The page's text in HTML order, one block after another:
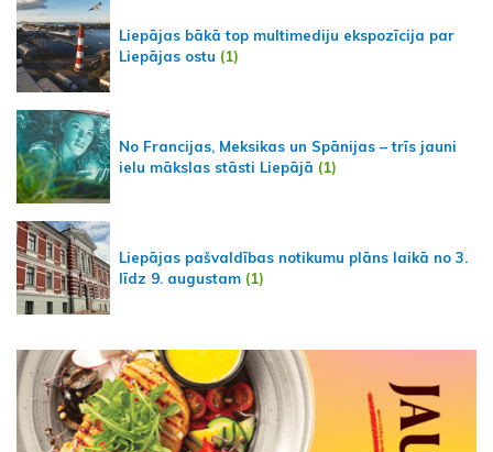
Liepājas bākā top multimediju ekspozīcija par
Liepājas ostu (1)
No Francijas, Meksikas un Spānijas – trīs jauni
ielu mākslas stāsti Liepājā (1)
Liepājas pašvaldības notikumu plāns laikā no 3.
līdz 9. augustam (1)